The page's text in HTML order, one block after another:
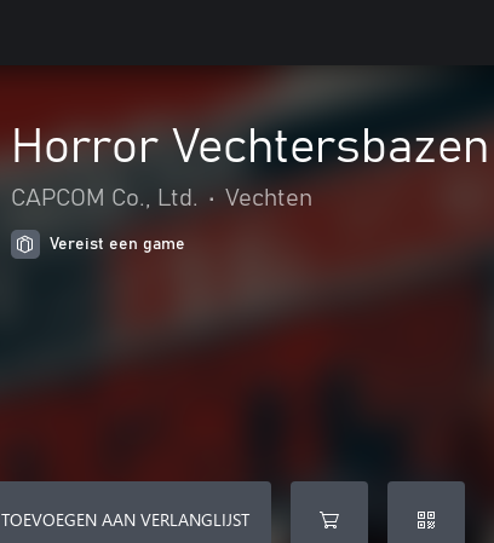
Horror Vechtersbazen
CAPCOM Co., Ltd. • Vechten
Vereist een game
TOEVOEGEN AAN VERLANGLIJST